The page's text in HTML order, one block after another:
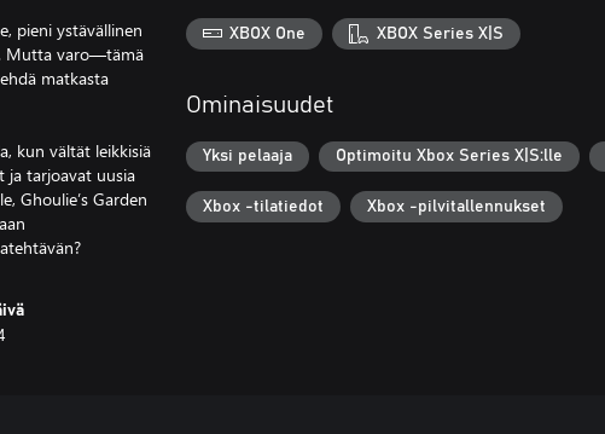
pieni ystävällinen
Mutta varo—tämä
matkasta
kun vältät leikkisiä
ja tarjoavat uusia
Ghoulie’s Garden
XBOX One XBOX Series X|S
Ominaisuudet
Yksi pelaaja Optimoitu Xbox Series X|S:lle
Xbox -tilatiedot Xbox -pilvitallennukset